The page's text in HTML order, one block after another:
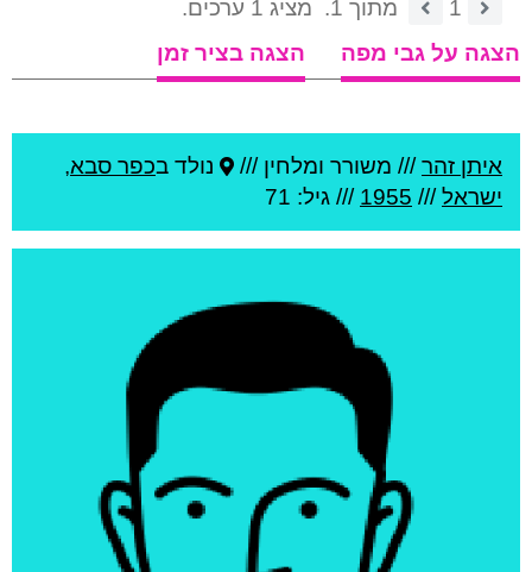
1 מתוך 1.
מציג 1 ערכים.
הצגה על גבי מפה
הצגה בציר זמן
איתן זהר/// משורר ומלחין /// נולד בכפר סבא,
ישראל///
1955 /// גיל: 71